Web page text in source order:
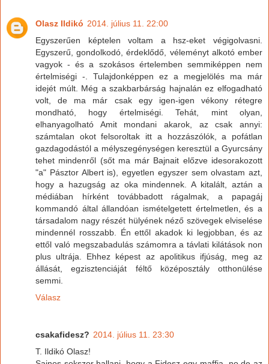
Olasz Ildikó 2014. július 11. 22:00
Egyszerűen képtelen voltam a hsz-eket végigolvasni.
Egyszerű, gondolkodó, érdeklődő, véleményt alkotó ember
vagyok - és a szokásos értelemben semmiképpen nem
értelmiségi -. Tulajdonképpen ez a megjelölés ma már
idejét múlt. Még a szakbarbárság hajnalán ez elfogadható
volt, de ma már csak egy igen-igen vékony rétegre
mondható, hogy értelmiségi. Tehát, mint olyan,
elhanyagolható Amit mondani akarok, az csak annyi:
számtalan okot felsoroltak itt a hozzászólók, a pofátlan
gazdagodástól a mélyszegénységen keresztül a Gyurcsány
tehet mindenről (sőt ma már Bajnait előzve idesorakozott
"a" Pásztor Albert is), egyetlen egyszer sem olvastam azt,
hogy a hazugság az oka mindennek. A kitalált, aztán a
médiában hírként továbbadott rágalmak, a papagáj
kommandó által állandóan ismételgetett értelmetlen, és a
társadalom nagy részét hülyének néző szövegek elviselése
mindennél rosszabb. Én ettől akadok ki legjobban, és az
ettől való megszabadulás számomra a távlati kilátások non
plus ultrája. Ehhez képest az apolitikus ifjúság, meg az
állását, egzisztenciáját féltő középosztály otthonülése
semmi.
Válasz
csakafidesz? 2014. július 11. 23:30
T. Ildikó Olasz!